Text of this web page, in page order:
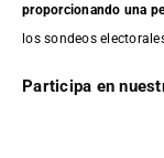
proporcionando una
los sondeos
Participa en